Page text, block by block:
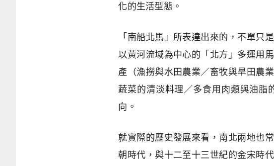
化的生活型態。
「南船北馬」所表達出來的，不單只
以黃河流域為中心的「北方」多運用
產（漁撈與水田農業／畜牧與旱田農
蔬菜的清淡料理／多食用肉類與油脂
向。
就實際的歷史發展來看，南北兩地也
朝時代，與十二至十三世紀的金宋時